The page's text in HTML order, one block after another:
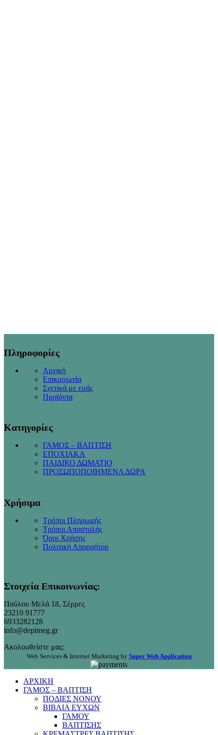
Πληροφορίες
Αρχική
Επικοινωνία
Σχετικά με εμάς
Προϊόντα
Κατηγορίες
ΓΑΜΟΣ – ΒΑΠΤΙΣΗ
ΕΠΟΧΙΑΚΑ
ΠΑΙΔΙΚΟ ΔΩΜΑΤΙΟ
ΠΡΟΣΩΠΟΠΟΙΗΜΕΝΑ ΔΩΡΑ
Χρήσιμα
Τρόποι Πληρωμής
Τρόποι Αποστολής
Όροι Χρήσης
Πολιτική Απορρήτου
Στοιχεία Επικοινωνίας:
Παύλου Μελά 18, Σέρρες
23210 91777
6933282128
info@depimeg.gr
Ακολουθείστε μας:
Web Services & Internet Marketing by Super Web Application
ΑΡΧΙΚΗ
ΓΑΜΟΣ – ΒΑΠΤΙΣΗ
ΠΟΔΙΕΣ ΝΟΝΟΥ
ΒΙΒΛΙΑ ΕΥΧΩΝ
ΓΑΜΟΥ
ΒΑΠΤΙΣΗΣ